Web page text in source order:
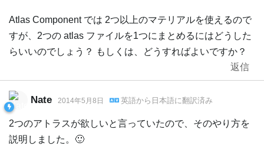
Atlas Component では 2つ以上のマテリアルを使えるので
すが、2つの atlas ファイルを1つにまとめるにはどうした
らいいのでしょう？ もしくは、どうすればよいですか？
返信
Nate 2014年5月8日 英語から 日本語に翻訳済み
2つのアトラスが欲しいと言っていたので、そのやり方を
説明しました。🙂